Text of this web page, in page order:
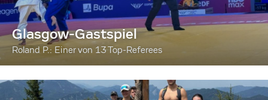
Glasgow-Gastspiel
Roland P.: Einer von 13 Top-Referees